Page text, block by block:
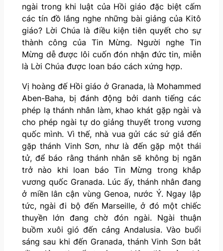
ngài trong khi luật của Hồi giáo đặc biệt cấm
các tín đồ lắng nghe những bài giảng của Kitô
giáo? Lời Chúa là điều kiện tiên quyết cho sự
thành công của Tin Mừng. Người nghe Tin
Mừng dễ được lôi cuốn đón nhận đức tin, miễn
là Lời Chúa được loan báo cách xứng hợp.
Vị hoàng đế Hồi giáo ở Granada, là Mohammed
Aben-Baha, bị đánh động bởi danh tiếng các
phép lạ thánh nhân làm, khao khát gặp ngài và
cho phép ngài tự do giảng thuyết trong vương
quốc mình. Vì thế, nhà vua gửi các sứ giả đến
gặp thánh Vinh Sơn, như là đến gặp một thái
tử, để báo rằng thánh nhân sẽ không bị ngăn
trở nào khi loan báo Tin Mừng trong khắp
vương quốc Granada. Lúc ấy, thánh nhân đang
ở miền lân cận vùng Genoa, nước Ý. Ngay lập
tức, ngài đi bộ đến Marseille, ở đó một chiếc
thuyền lớn đang chờ đón ngài. Ngài thuận
buồm xuôi gió đến cảng Andalusia. Vào buổi
sáng sau khi đến Granada, thánh Vinh Sơn bắt